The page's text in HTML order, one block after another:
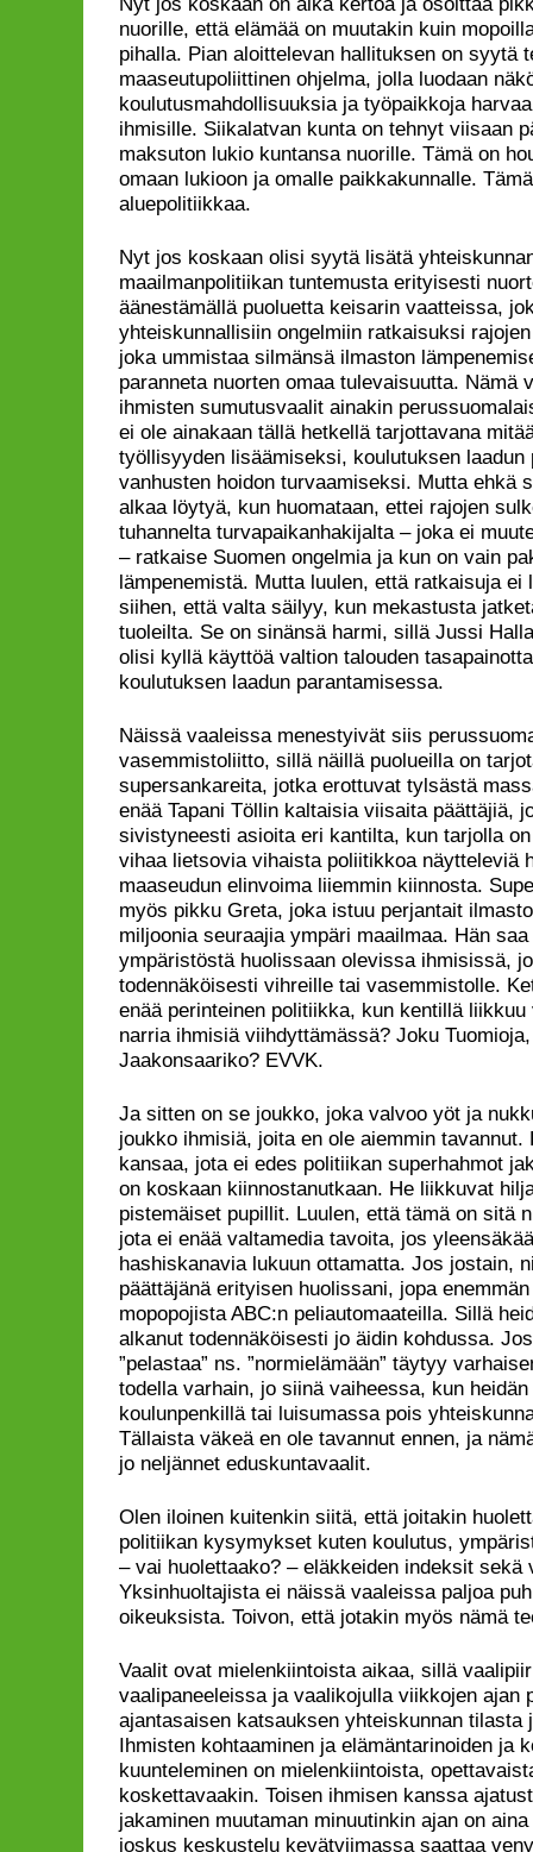
nuorille, että elämää on muutakin kuin
pihalla. Pian aloittelevan hallituksen on syytä
maaseutupoliittinen ohjelma, jolla luodaan
koulutusmahdollisuuksia ja työpaikkoja
ihmisille. Siikalatvan kunta on tehnyt viisaan
maksuton lukio kuntansa nuorille. Tämä on
omaan lukioon ja omalle paikkakunnalle.
aluepolitiikkaa.
Nyt jos koskaan olisi syytä lisätä
maailmanpolitiikan tuntemusta erityisesti
äänestämällä puoluetta keisarin vaatteissa,
yhteiskunnallisiin ongelmiin ratkaisuksi
joka ummistaa silmänsä ilmaston
paranneta nuorten omaa tulevaisuutta. Nämä
ihmisten sumutusvaalit ainakin
ei ole ainakaan tällä hetkellä tarjottavana
työllisyyden lisäämiseksi, koulutuksen laadun
vanhusten hoidon turvaamiseksi. Mutta ehkä
alkaa löytyä, kun huomataan, ettei rajojen
tuhannelta turvapaikanhakijalta – joka ei
– ratkaise Suomen ongelmia ja kun on vain
lämpenemistä. Mutta luulen, että ratkaisuja ei
siihen, että valta säilyy, kun mekastusta
tuoleilta. Se on sinänsä harmi, sillä Jussi
olisi kyllä käyttöä valtion talouden
koulutuksen laadun parantamisessa.
Näissä vaaleissa menestyivät siis
vasemmistoliitto, sillä näillä puolueilla on
supersankareita, jotka erottuvat tylsästä
enää Tapani Töllin kaltaisia viisaita päättäjiä,
sivistyneesti asioita eri kantilta, kun tarjolla
vihaa lietsovia vihaista poliitikkoa näytteleviä
maaseudun elinvoima liiemmin kiinnosta.
myös pikku Greta, joka istuu perjantait
miljoonia seuraajia ympäri maailmaa. Hän
ympäristöstä huolissaan olevissa ihmisissä,
todennäköisesti vihreille tai vasemmistolle.
enää perinteinen politiikka, kun kentillä
narria ihmisiä viihdyttämässä? Joku
Jaakonsaariko? EVVK.
Ja sitten on se joukko, joka valvoo yöt ja
joukko ihmisiä, joita en ole aiemmin tavannut.
kansaa, jota ei edes politiikan superhahmot
on koskaan kiinnostanutkaan. He liikkuvat
pistemäiset pupillit. Luulen, että tämä on sitä
jota ei enää valtamedia tavoita, jos
hashiskanavia lukuun ottamatta. Jos jostain,
päättäjänä erityisen huolissani, jopa
mopopojista ABC:n peliautomaateilla. Sillä
alkanut todennäköisesti jo äidin kohdussa.
”pelastaa” ns. ”normielämään” täytyy
todella varhain, jo siinä vaiheessa, kun
koulunpenkillä tai luisumassa pois
Tällaista väkeä en ole tavannut ennen, ja
jo neljännet eduskuntavaalit.
Olen iloinen kuitenkin siitä, että joitakin
politiikan kysymykset kuten koulutus,
– vai huolettaako? – eläkkeiden indeksit sekä
Yksinhuoltajista ei näissä vaaleissa paljoa
oikeuksista. Toivon, että jotakin myös nämä
Vaalit ovat mielenkiintoista aikaa, sillä
vaalipaneeleissa ja vaalikojulla viikkojen ajan
ajantasaisen katsauksen yhteiskunnan tilasta
Ihmisten kohtaaminen ja elämäntarinoiden ja
kuunteleminen on mielenkiintoista,
koskettavaakin. Toisen ihmisen kanssa
jakaminen muutaman minuutinkin ajan on
joskus keskustelu kevätviimassa saattaa